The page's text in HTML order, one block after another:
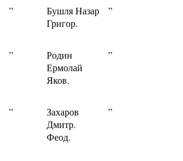
”
Бушля Назар
Григор.
”
”
Родин
Ермолай
Яков.
”
”
Захаров
Дмитр.
Феод.
”